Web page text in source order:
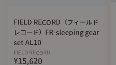
FIELD RECORD（フィールド
レコード）FR-sleeping gear
set AL10
FIELD RECORD
¥15,620